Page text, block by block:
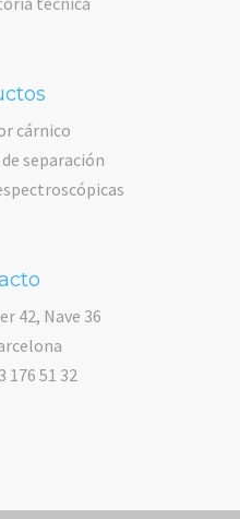
cárnico
separación
42, Nave 36
176 51 32